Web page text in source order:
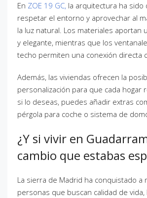
En ZOE 19 GC, la arquitectura ha sido
respetar el entorno y aprovechar al
la luz natural. Los materiales aportan
y elegante, mientras que los
techo permiten una conexión directa
Además, las viviendas ofrecen la
personalización para que cada hogar
si lo deseas, puedes añadir extras
pérgola para coche o sistema de
¿Y si vivir en
cambio que estabas
La sierra de Madrid ha conquistado a
personas que buscan calidad de vida,